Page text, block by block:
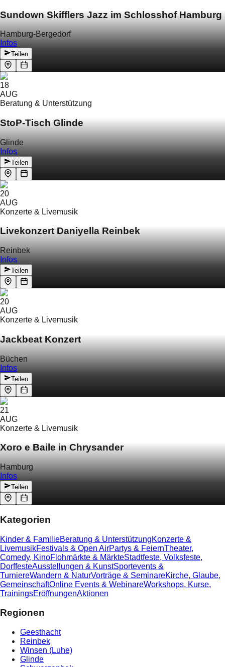
Sundown Skifflers Jazz im Schlosshof Hamburg
Hamburg-Bergedorf
Infos
Teilen
18
AUG
Beratung & Unterstützung
StoP-Tisch Glinde
Glinde
Infos
Teilen
20
AUG
Konzerte & Livemusik
Livekonzert Daniyella Reinbek
Reinbek
Infos
Teilen
20
AUG
Konzerte & Livemusik
Jackbeat Konzert
Büchen
Infos
Teilen
21
AUG
Konzerte & Livemusik
Xoro e Baile in Chrysander
Hamburg
Infos
Teilen
Kategorien
Kinder & FamilieBeratung & UnterstützungKonzerte &
LivemusikFestivals & Open AirPartys & FeiernTheater,
Comedy, KinoFlohmärkte & MärkteStadtfeste, Volksfeste,
DorffesteAusstellungen & KunstSportevents &
TurniereWandern & NaturVorträge & SeminareKirche, Glaube,
GemeinschaftOnline Events & WebinareWorkshops, Kurse,
TrainingsEröffnungenAktionen
Regionen
Geesthacht
Reinbek
Winsen (Luhe)
Glinde